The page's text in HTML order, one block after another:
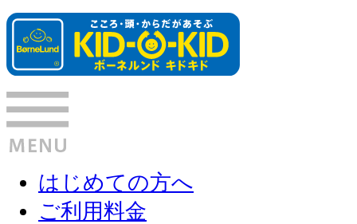
はじめての方へ
ご利用料金